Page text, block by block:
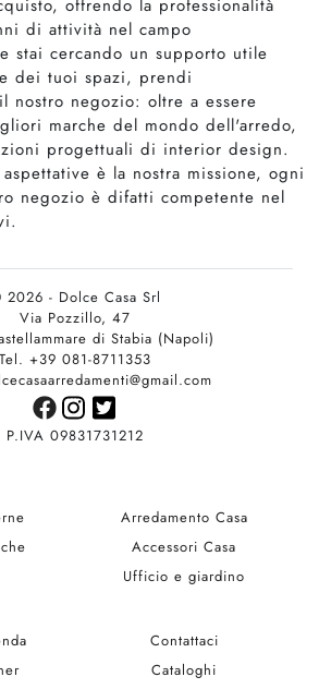
offrendo la professionalità
di attività nel campo
stai cercando un supporto utile
dei tuoi spazi, prendi
nostro negozio: oltre a essere
marche del mondo dell'arredo,
progettuali di interior design.
è la nostra missione, ogni
negozio è difatti competente nel
2026 - Dolce Casa Srl
Via Pozzillo, 47
di Stabia (Napoli)
Tel. +39 081-8711353
P.IVA 09831731212
Arredamento Casa
Accessori Casa
Ufficio e giardino
Contattaci
Cataloghi